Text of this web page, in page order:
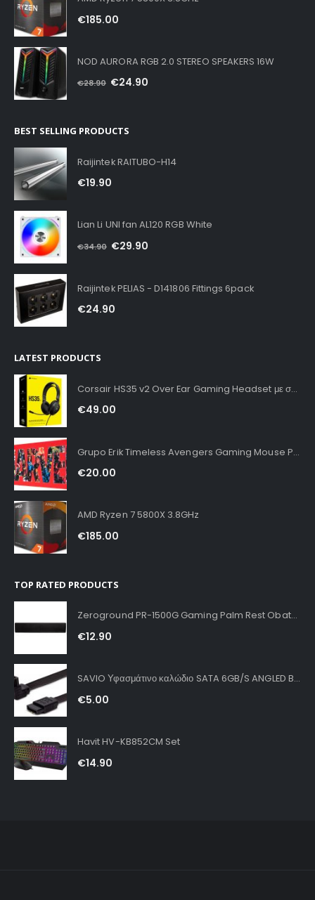
€185.00
NOD AURORA RGB 2.0 STEREO SPEAKERS 16W
€28.90 €24.90
BEST SELLING PRODUCTS
Raijintek RAITUBO-H14
€19.90
Lian Li UNI fan AL120 RGB White
€34.90 €29.90
Raijintek PELIAS - D141806 Fittings 6pack
€24.90
LATEST PRODUCTS
Corsair HS35 v2 Over Ear Gaming Headset με σύνδεση 3.5mm Carbon for PC / PS4 / XBOX
€49.00
Grupo Erik Timeless Avengers Gaming Mouse Pad XXL
€20.00
AMD Ryzen 7 5800X 3.8GHz
€185.00
TOP RATED PRODUCTS
Zeroground PR-1500G Gaming Palm Rest Obato Supreme
€12.90
SAVIO Υφασμάτινο καλώδιο SATA 6GB/S ANGLED BLACK
€5.00
Havit HV-KB852CM Set
€14.90